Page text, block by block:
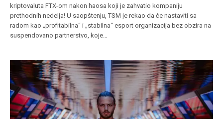
kriptovaluta FTX-om nakon haosa koji je zahvatio kompaniju
prethodnih nedelja! U saopštenju, TSM je rekao da će nastaviti sa
radom kao „profitabilna“ i „stabilna“ esport organizacija bez obzira na
suspendovano partnerstvo, koje…